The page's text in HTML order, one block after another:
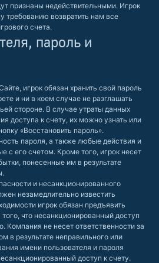
признаны недействительными. Игрок
требованию возвратить нам все
счета.
пароль и
игрок обязан хранить свой пароль
и ни в коем случае не разглашать
стороне. В случае утраты данных
доступа к счету, их можно узнать или
«Восстановить пароль».
пароля, а также любые действия и
с его счетом. Кроме того, игрок несет
понесенные им в результате
и несанкционированного
незамедлительно известить
игрок обязан предъявить
что несанкционированный доступ
Компания не несет ответственности за
в результате неправильного или
имени пользователя и пароля
доступ к счету.